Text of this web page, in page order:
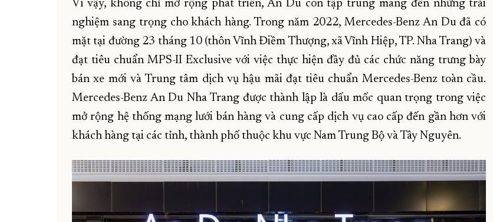
Vì vậy, không chỉ mở rộng phát triển, An Du còn tập trung mang đến những trải
nghiệm sang trọng cho khách hàng. Trong năm 2022, Mercedes-Benz An Du đã có
mặt tại đường 23 tháng 10 (thôn Vĩnh Điềm Thượng, xã Vĩnh Hiệp, TP. Nha Trang) và
đạt tiêu chuẩn MPS-II Exclusive với việc thực hiện đầy đủ các chức năng trưng bày
bán xe mới và Trung tâm dịch vụ hậu mãi đạt tiêu chuẩn Mercedes-Benz toàn cầu.
Mercedes-Benz An Du Nha Trang được thành lập là dấu mốc quan trọng trong việc
mở rộng hệ thống mạng lưới bán hàng và cung cấp dịch vụ cao cấp đến gần hơn với
khách hàng tại các tỉnh, thành phố thuộc khu vực Nam Trung Bộ và Tây Nguyên.